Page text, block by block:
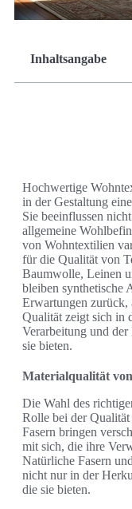
Inhaltsangabe
Hochwertige
in der Gestaltung
Sie beeinflussen
allgemeine
von Wohntextilien
für die Qualität von
Baumwolle, Leinen
bleiben synthetische
Erwartungen zurück,
Qualität zeigt sich in
Verarbeitung und
sie bieten.
Materialqualität
Die Wahl des
Rolle bei der
Fasern bringen
mit sich, die ihre
Natürliche Fasern
nicht nur in der
die sie bieten.